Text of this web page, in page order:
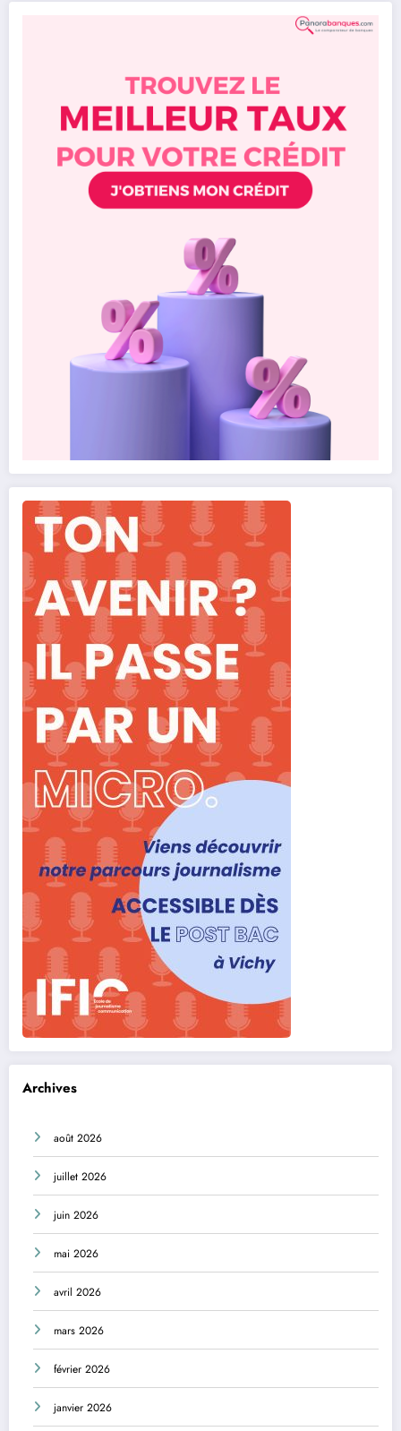
Archives
août 2026
juillet 2026
juin 2026
mai 2026
avril 2026
mars 2026
février 2026
janvier 2026